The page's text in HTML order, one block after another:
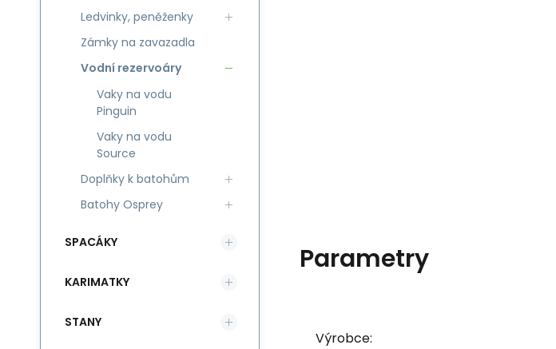
Parametry
Výrobce:
Ledvinky, peněženky
Zámky na zavazadla
Vodní rezervoáry
Vaky na vodu
Pinguin
Vaky na vodu
Source
Doplňky k batohům
Batohy Osprey
SPACÁKY
KARIMATKY
STANY